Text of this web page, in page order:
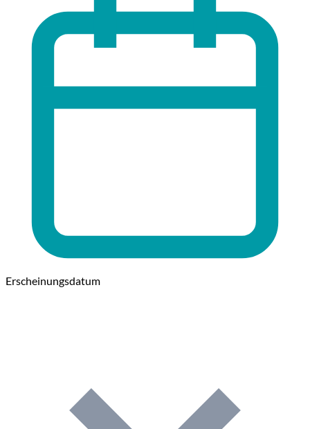
Erscheinungsdatum